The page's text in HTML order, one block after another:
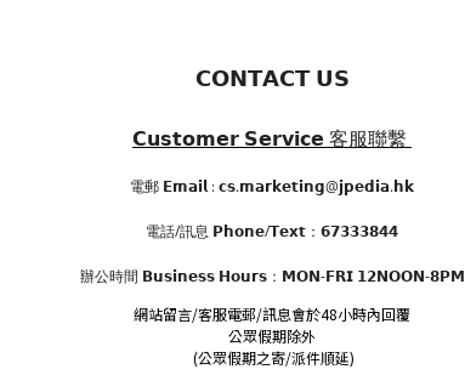
𝗖𝗢𝗡𝗧𝗔𝗖𝗧 𝗨𝗦
𝗖𝘂𝘀𝘁𝗼𝗺𝗲𝗿 𝗦𝗲𝗿𝘃𝗶𝗰𝗲 客服聯繫
電郵 𝗘𝗺𝗮𝗶𝗹 : 𝗰𝘀.𝗺𝗮𝗿𝗸𝗲𝘁𝗶𝗻𝗴@𝗷𝗽𝗲𝗱𝗶𝗮.𝗵𝗸
電話/訊息 𝗣𝗵𝗼𝗻𝗲/𝗧𝗲𝘅𝘁：𝟲𝟳𝟯𝟯𝟯𝟴𝟰𝟰
辦公時間 𝗕𝘂𝘀𝗶𝗻𝗲𝘀𝘀 𝗛𝗼𝘂𝗿𝘀：𝗠𝗢𝗡-𝗙𝗥𝗜 𝟭𝟮𝗡𝗢𝗢𝗡-𝟴𝗣𝗠
網站留言/客服電郵/訊息會於48小時內回覆
公眾假期除外
(公眾假期之寄/派件順延)